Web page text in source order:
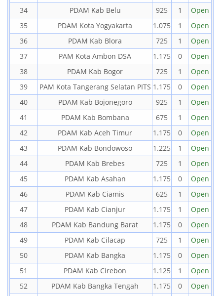
34
PDAM Kab Belu 925 1
Open
35
PDAM Kota Yogyakarta 1.075 1
Open
36
PDAM Kab Blora 725 1
Open
37
PAM Kota Ambon DSA 1.175 0
Open
38
PDAM Kab Bogor 725 1
Open
39
PAM Kota Tangerang Selatan PITS 1.175 0
Open
40
PDAM Kab Bojonegoro 925 1
Open
41
PDAM Kab Bombana 675 1
Open
42
PDAM Kab Aceh Timur 1.175 0
Open
43
PDAM Kab Bondowoso 1.225 1
Open
44
PDAM Kab Brebes 725 1
Open
45
PDAM Kab Asahan 1.175 0
Open
46
PDAM Kab Ciamis 625 1
Open
47
PDAM Kab Cianjur 1.175 1
Open
48
PDAM Kab Bandung Barat 1.175 0
Open
49
PDAM Kab Cilacap 725 1
Open
50
PDAM Kab Bangka 1.175 0
Open
51
PDAM Kab Cirebon 1.125 1
Open
52
PDAM Kab Bangka Tengah 1.175 0
Open